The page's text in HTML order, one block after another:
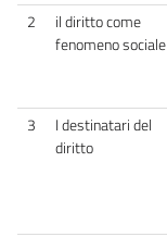
2
il diritto come
fenomeno sociale
3
I destinatari del
diritto